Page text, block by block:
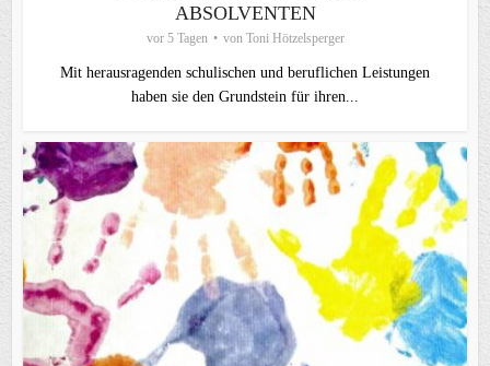
ABSOLVENTEN
vor 5 Tagen von Toni Hötzelsperger
Mit herausragenden schulischen und beruflichen Leistungen
haben sie den Grundstein für ihren...